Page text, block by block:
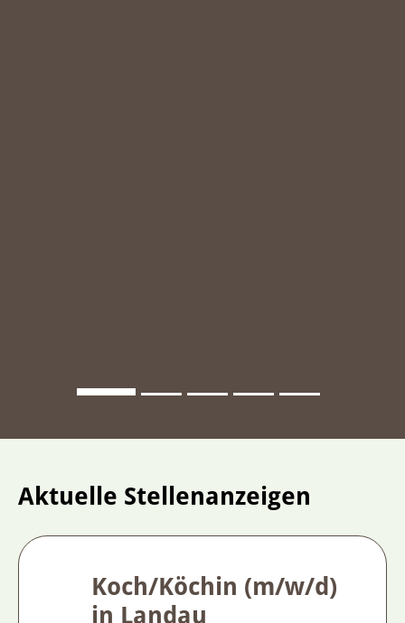
Aktuelle Stellenanzeigen
Koch/Köchin (m/w/d)
in Landau